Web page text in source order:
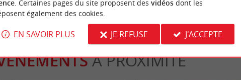
À PROXIMITÉ
. Certaines pages du site proposent des vidéosdont les
également des cookies.
EN SAVOIR PLUS JE REFUSE J'ACCEPTE